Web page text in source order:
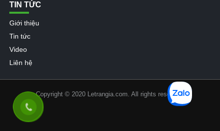
TIN TỨC
Giới thiệu
Tin tức
Video
Liên hệ
Copyright © 2020 Letrangia.com. All rights reserved.